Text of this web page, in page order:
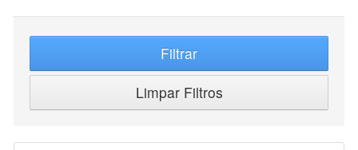
Filtrar
Limpar Filtros